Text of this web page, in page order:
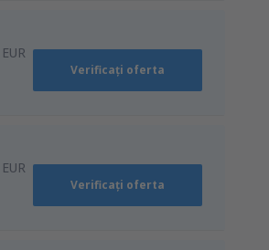
EUR
Verificați oferta
EUR
Verificați oferta